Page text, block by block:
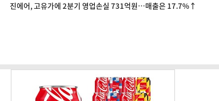
진에어, 고유가에 2분기 영업손실 731억원…매출은 17.7%↑